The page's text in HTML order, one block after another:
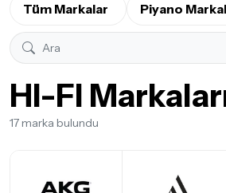
Tüm Markalar Piyano
HI-FI
17 marka bulundu